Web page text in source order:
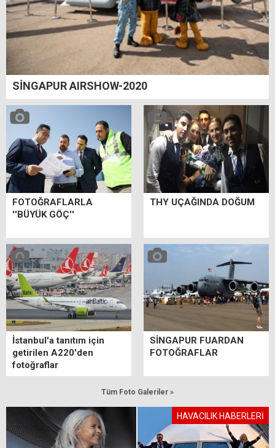
SİNGAPUR AIRSHOW-2020
FOTOĞRAFLARLA
''BÜYÜK GÖÇ''
THY UÇAĞINDA DOĞUM
İstanbul'a tanıtım için
getirilen A220'den
fotoğraflar
SİNGAPUR FUARDAN
FOTOĞRAFLAR
Tüm Foto Galeriler »
HAVACILIK HABERLERİ